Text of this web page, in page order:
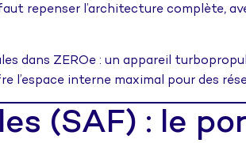
repenser l’architecture complète,
dans ZEROe : un appareil
l’espace interne maximal pour des
(SAF) : le